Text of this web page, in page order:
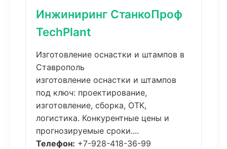
Инжиниринг СтанкоПроф
TechPlant
Изготовление оснастки и штампов в
Ставрополь
изготовление оснастки и штампов
под ключ: проектирование,
изготовление, сборка, ОТК,
логистика. Конкурентные цены и
прогнозируемые сроки....
Телефон: +7-928-418-36-99